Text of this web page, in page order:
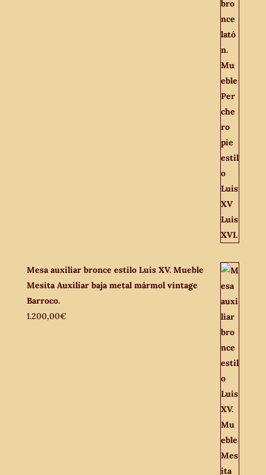
Mesa auxiliar bronce estilo Luis XV. Mueble
Mesita Auxiliar baja metal mármol vintage
Barroco.
1.200,00€